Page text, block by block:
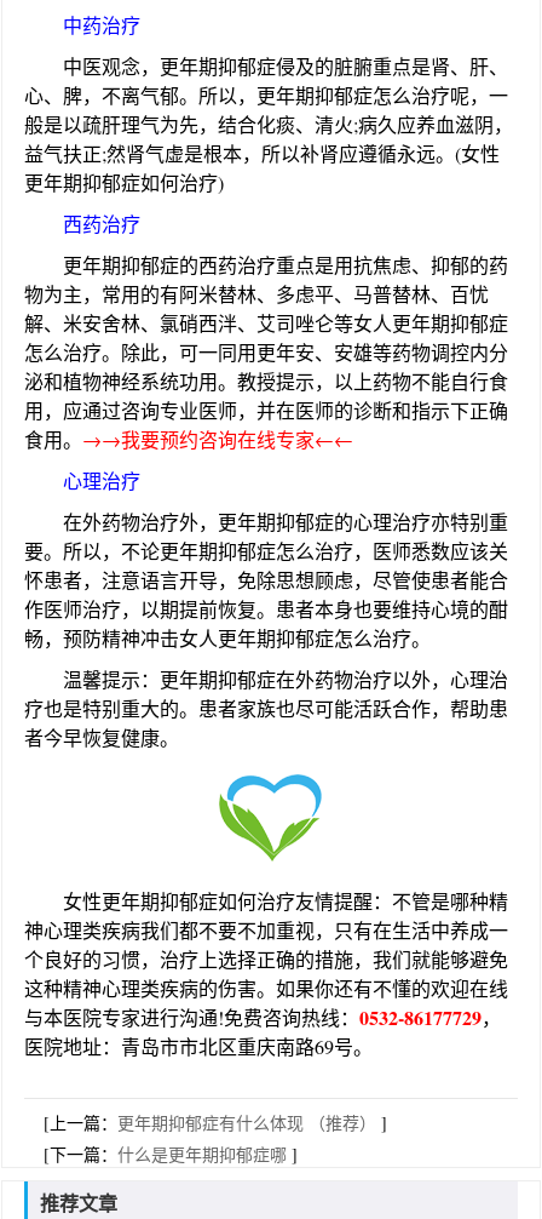
中药治疗
中医观念，更年期抑郁症侵及的脏腑重点是肾、肝、
心、脾，不离气郁。所以，更年期抑郁症怎么治疗呢，一
般是以疏肝理气为先，结合化痰、清火;病久应养血滋阴，
益气扶正;然肾气虚是根本，所以补肾应遵循永远。(女性
更年期抑郁症如何治疗)
西药治疗
更年期抑郁症的西药治疗重点是用抗焦虑、抑郁的药
物为主，常用的有阿米替林、多虑平、马普替林、百忧
解、米安舍林、氯硝西泮、艾司唑仑等女人更年期抑郁症
怎么治疗。除此，可一同用更年安、安雄等药物调控内分
泌和植物神经系统功用。教授提示，以上药物不能自行食
用，应通过咨询专业医师，并在医师的诊断和指示下正确
食用。 →→我要预约咨询在线专家←←
心理治疗
在外药物治疗外，更年期抑郁症的心理治疗亦特别重
要。所以，不论更年期抑郁症怎么治疗，医师悉数应该关
怀患者，注意语言开导，免除思想顾虑，尽管使患者能合
作医师治疗，以期提前恢复。患者本身也要维持心境的酣
畅，预防精神冲击女人更年期抑郁症怎么治疗。
温馨提示：更年期抑郁症在外药物治疗以外，心理治
疗也是特别重大的。患者家族也尽可能活跃合作，帮助患
者今早恢复健康。
女性更年期抑郁症如何治疗友情提醒：不管是哪种精
神心理类疾病我们都不要不加重视，只有在生活中养成一
个良好的习惯，治疗上选择正确的措施，我们就能够避免
这种精神心理类疾病的伤害。如果你还有不懂的欢迎在线
与本医院专家进行沟通!免费咨询热线： 0532-86177729，
医院地址：青岛市市北区重庆南路69号。
[上一篇： 更年期抑郁症有什么体现 （推荐）
]
[下一篇：什么是更年期抑郁症哪 ]
推荐文章